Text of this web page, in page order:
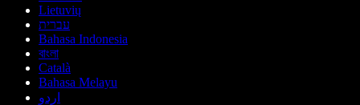
Lietuvių
עברית
Bahasa Indonesia
বাংলা
Català
Bahasa Melayu
اردو